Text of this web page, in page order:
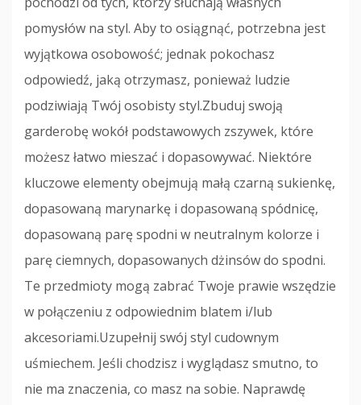
pomysłów na styl. Aby to osiągnąć, potrzebna jest
wyjątkowa osobowość; jednak pokochasz
odpowiedź, jaką otrzymasz, ponieważ ludzie
podziwiają Twój osobisty styl.Zbuduj swoją
garderobę wokół podstawowych zszywek, które
możesz łatwo mieszać i dopasowywać. Niektóre
kluczowe elementy obejmują małą czarną sukienkę,
dopasowaną marynarkę i dopasowaną spódnicę,
dopasowaną parę spodni w neutralnym kolorze i
parę ciemnych, dopasowanych dżinsów do spodni.
Te przedmioty mogą zabrać Twoje prawie wszędzie
w połączeniu z odpowiednim blatem i/lub
akcesoriami.Uzupełnij swój styl cudownym
uśmiechem. Jeśli chodzisz i wyglądasz smutno, to
nie ma znaczenia, co masz na sobie. Naprawdę